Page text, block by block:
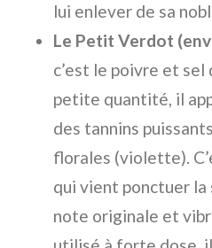
lui enlever de sa
Le Petit Verdot
c’est le poivre et sel
petite quantité, il
des tannins
florales (violette).
qui vient ponctuer la
note originale et